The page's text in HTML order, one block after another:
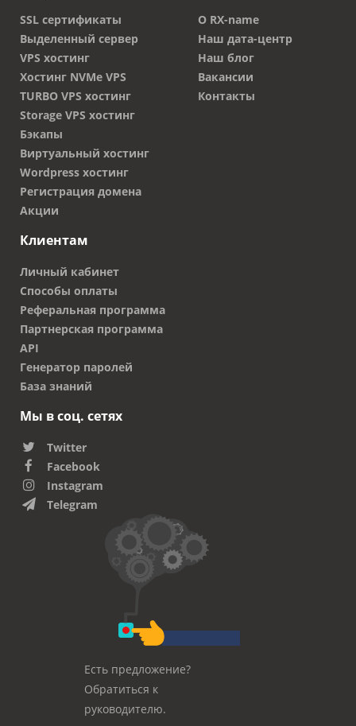
SSL сертификаты
Выделенный сервер
VPS хостинг
Хостинг NVMe VPS
TURBO VPS хостинг
Storage VPS хостинг
Бэкапы
Виртуальный хостинг
Wordpress хостинг
Регистрация домена
Акции
О RX-name
Наш дата-центр
Наш блог
Вакансии
Контакты
Клиентам
Личный кабинет
Способы оплаты
Реферальная программа
Партнерская программа
API
Генератор паролей
База знаний
Мы в соц. сетях
Twitter
Facebook
Instagram
Telegram
Есть предложение?
Обратиться к
руководителю.